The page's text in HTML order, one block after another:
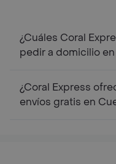
¿Cuáles Coral
pedir a domicilio
¿Coral Express
envíos gratis en